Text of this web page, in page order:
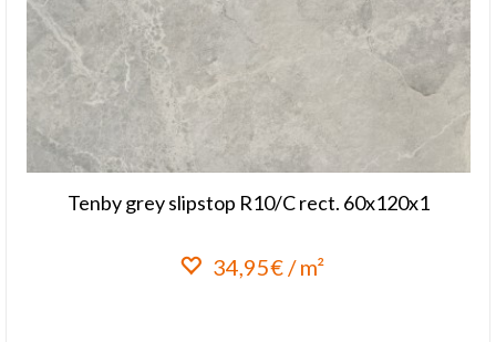
Tenby grey slipstop R10/C rect. 60x120x1
34,95€ / m²